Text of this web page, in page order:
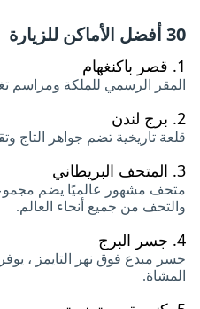
30 أفضل الأماكن للزيارة
1. قصر باكنغهام
المقر الرسمي للملكة ومراسم
2. برج لندن
قلعة تاريخية تضم جواهر التاج
3. المتحف البريطاني
متحف مشهور عالميًا يضم
والتحف من جميع أنحاء العالم.
4. جسر البرج
جسر مبدع فوق نهر التايمز ،
المشاة.